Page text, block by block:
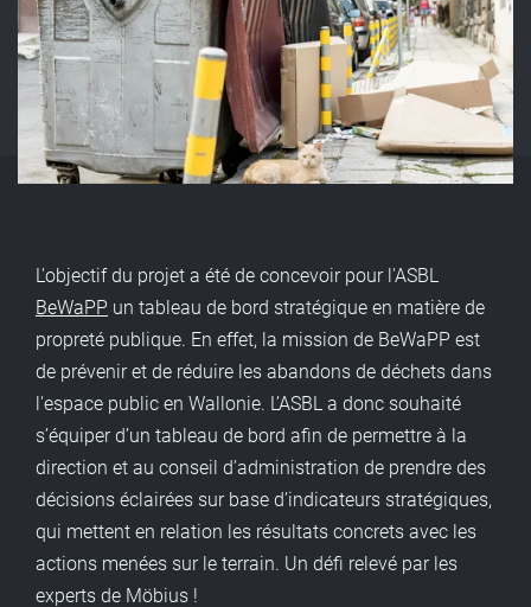
L'objectif du projet a été de concevoir pour l'ASBL
BeWaPP un tableau de bord stratégique en matière de
propreté publique. En effet, la mission de BeWaPP est
de prévenir et de réduire les abandons de déchets dans
l'espace public en Wallonie. L’ASBL a donc souhaité
s’équiper d’un tableau de bord afin de permettre à la
direction et au conseil d’administration de prendre des
décisions éclairées sur base d’indicateurs stratégiques,
qui mettent en relation les résultats concrets avec les
actions menées sur le terrain. Un défi relevé par les
experts de Möbius !